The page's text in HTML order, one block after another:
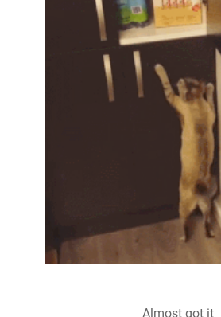
Almost got it